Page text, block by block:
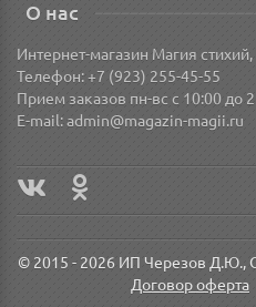
О нас
Интернет-магазин Магия
Телефон: +7 (923) 255-45-55
Прием заказов пн-вс с 10:00 до
E-mail:admin@magazin-magii.ru
© 2015 - 2026 ИП Черезов Д.Ю.,
Договор оферта